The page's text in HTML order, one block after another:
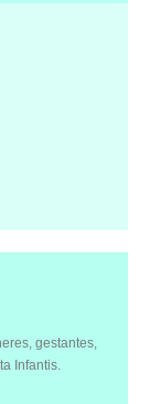
gestantes,
Infantis.